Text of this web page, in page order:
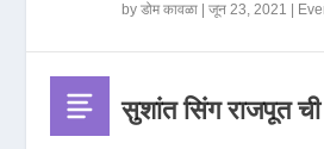
byडोम कावळा |जून 23, 2021
सुशांत सिंग राजपूत ची